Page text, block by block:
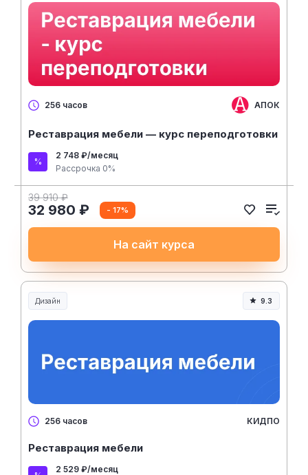
256 часов АПОК
Реставрация мебели — курс переподготовки
2 748 ₽/месяц
Рассрочка 0%
39 910 ₽
32 980 ₽ - 17%
На сайт курса
Дизайн 9.3
256 часов КИДПО
Реставрация мебели
2 529 ₽/месяц